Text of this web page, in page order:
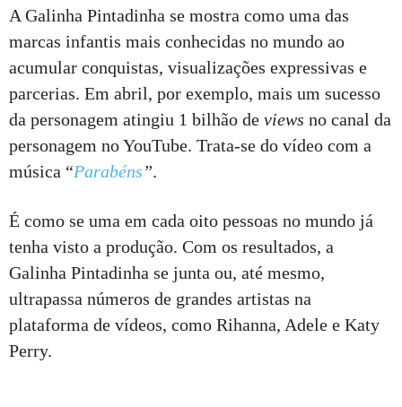
A Galinha Pintadinha se mostra como uma das
marcas infantis mais conhecidas no mundo ao
acumular conquistas, visualizações expressivas e
parcerias. Em abril, por exemplo, mais um sucesso
da personagem atingiu 1 bilhão de views no canal da
personagem no YouTube. Trata-se do vídeo com a
música “Parabéns”.
É como se uma em cada oito pessoas no mundo já
tenha visto a produção. Com os resultados, a
Galinha Pintadinha se junta ou, até mesmo,
ultrapassa números de grandes artistas na
plataforma de vídeos, como Rihanna, Adele e Katy
Perry.